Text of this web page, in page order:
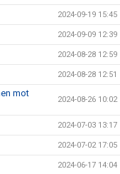
2024-09-19 15:45
2024-09-09 12:39
2024-08-28 12:59
2024-08-28 12:51
mot
2024-08-26 10:02
2024-07-03 13:17
2024-07-02 17:05
2024-06-17 14:04